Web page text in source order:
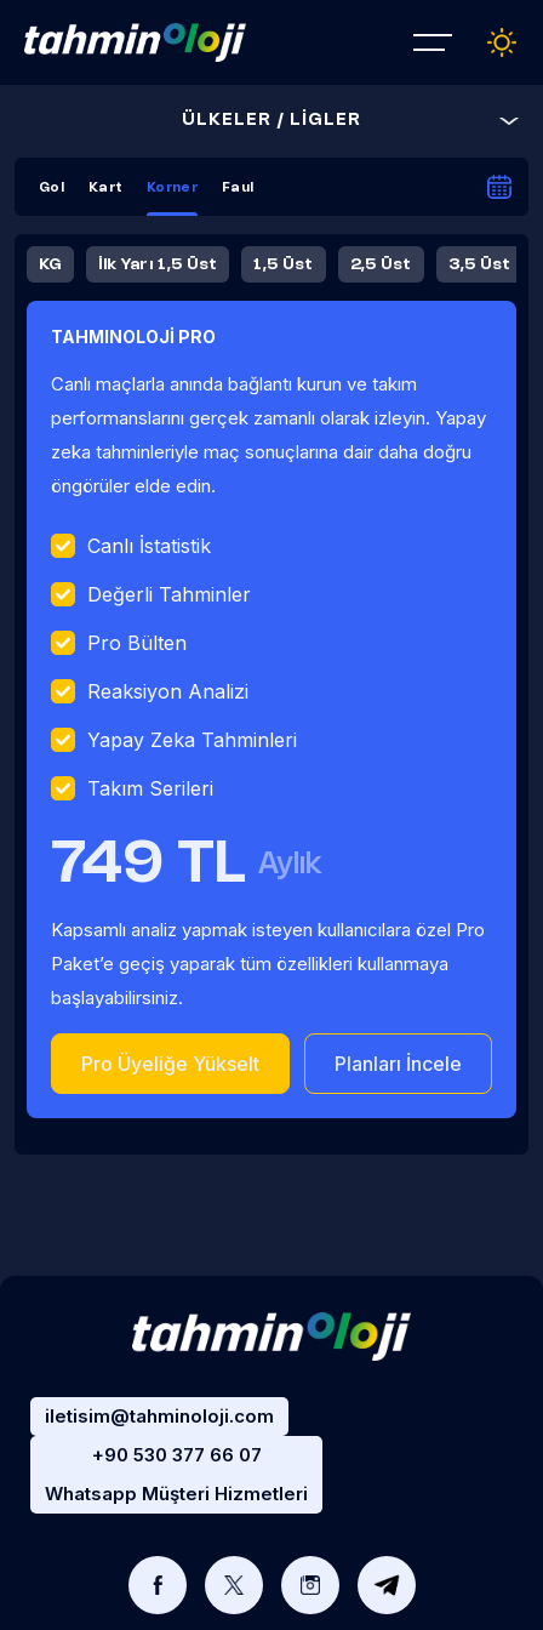
ÜLKELER / LİGLER
Gol Kart Korner Faul
KG İlk Yarı 1,5 Üst 1,5 Üst 2,5 Üst 3,5 Üst
Fauller Ortalama
TAHMINOLOJİ PRO
Canlı maçlarla anında bağlantı kurun ve takım
performanslarını gerçek zamanlı olarak izleyin. Yapay
zeka tahminleriyle maç sonuçlarına dair daha doğru
öngörüler elde edin.
Canlı İstatistik
Değerli Tahminler
Pro Bülten
Reaksiyon Analizi
Yapay Zeka Tahminleri
Takım Serileri
749 TL Aylık
Kapsamlı analiz yapmak isteyen kullanıcılara özel Pro
Paket’e geçiş yaparak tüm özellikleri kullanmaya
başlayabilirsiniz.
Pro Üyeliğe Yükselt Planları İncele
iletisim@tahminoloji.com
+90 530 377 66 07
Whatsapp Müşteri Hizmetleri